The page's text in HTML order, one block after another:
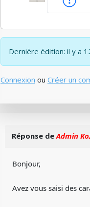
Dernière édition: il y a
Connexion ou Créer un
Réponse deAdmin
Bonjour,
Avez vous saisi des